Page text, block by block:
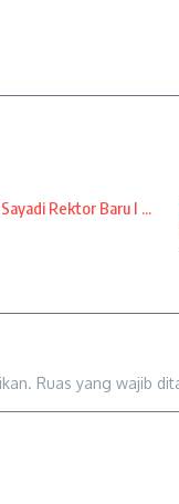
Rektor Baru I ...
Ruas yang wajib